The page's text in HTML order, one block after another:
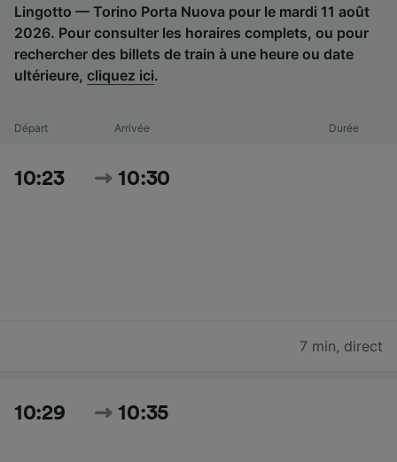
Lingotto — Torino Porta Nuova pour le mardi 11 août
2026. Pour consulter les horaires complets, ou pour
rechercher des billets de train à une heure ou date
ultérieure, cliquez ici.
Départ Arrivée Durée
10:23 10:30
7 min, direct
10:29 10:35